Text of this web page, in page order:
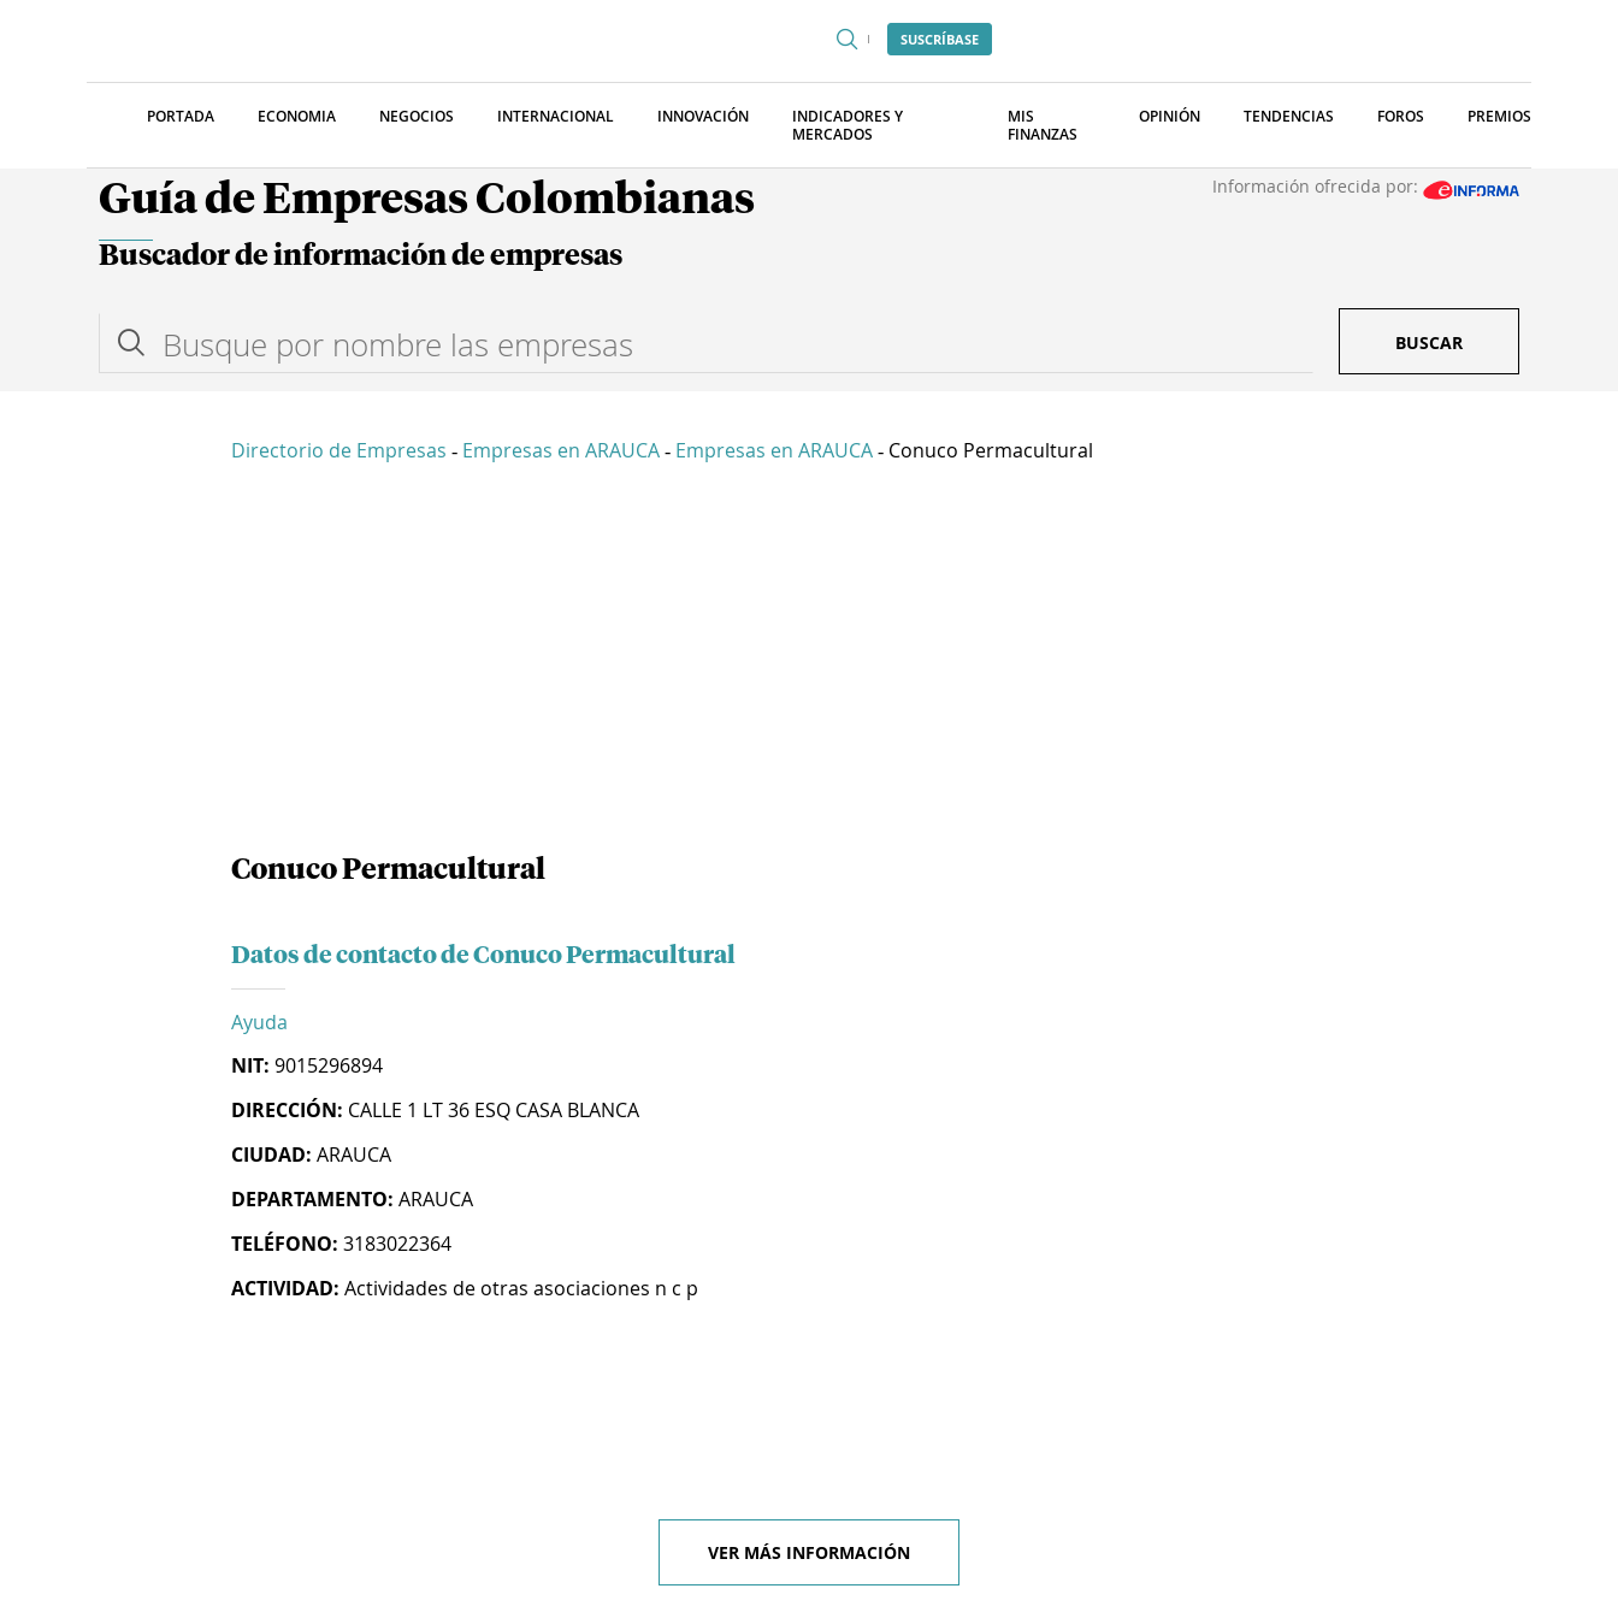
SUSCRÍBASE
PORTADA ECONOMIA NEGOCIOS INTERNACIONAL INNOVACIÓN
INDICADORES Y
MERCADOS
MIS
FINANZAS
OPINIÓN TENDENCIAS FOROS PREMIOS
Guía de Empresas Colombianas Información ofrecida por:
Buscador de información de empresas
BUSCAR
Directorio de Empresas - Empresas en ARAUCA - Empresas en ARAUCA - Conuco Permacultural
Conuco Permacultural
Datos de contacto de Conuco Permacultural
Ayuda
NIT: 9015296894
DIRECCIÓN: CALLE 1 LT 36 ESQ CASA BLANCA
CIUDAD: ARAUCA
DEPARTAMENTO: ARAUCA
TELÉFONO: 3183022364
ACTIVIDAD: Actividades de otras asociaciones n c p
VER MÁS INFORMACIÓN